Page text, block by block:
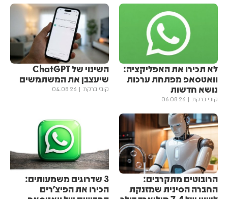
לא תכירו את האפליקציה:
וואטסאפ מפתחת ערכות
נושא חדשות
קובי ברקת 06.08.26
השינוי של ChatGPT
שיעצבן את המשתמשים
קובי ברקת 04.08.26
הרובוטים מתקרבים:
החברה הסינית שמזנקת
3 שדרוגים משמעותים:
הכירו את הפיצ'רים